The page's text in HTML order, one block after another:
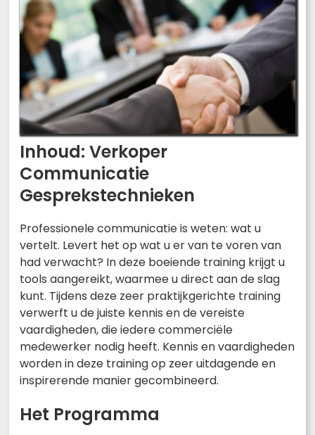
Inhoud: Verkoper
Communicatie
Gesprekstechnieken
Professionele communicatie is weten: wat u
vertelt. Levert het op wat u er van te voren van
had verwacht? In deze boeiende training krijgt u
tools aangereikt, waarmee u direct aan de slag
kunt. Tijdens deze zeer praktijkgerichte training
verwerft u de juiste kennis en de vereiste
vaardigheden, die iedere commerciële
medewerker nodig heeft. Kennis en vaardigheden
worden in deze training op zeer uitdagende en
inspirerende manier gecombineerd.
Het Programma